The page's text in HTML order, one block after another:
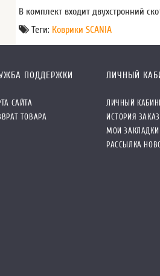
В комплект входит двухстронний
Теги: Коврики SCANIA
ПОДДЕРЖКИ
САЙТА
ТОВАРА
ЛИЧНЫЙ
ЛИЧНЫЙ
ИСТОРИЯ
МОИ ЗАКЛАДКИ
РАССЫЛКА